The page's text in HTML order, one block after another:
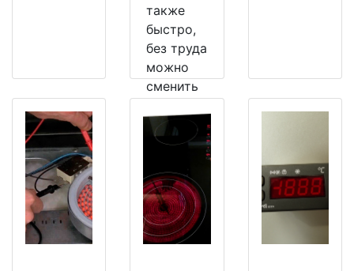
также
быстро,
без труда
можно
сменить
рабочий.